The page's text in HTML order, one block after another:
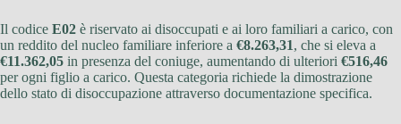
Il codice E02 è riservato ai disoccupati e ai loro familiari a carico, con
un reddito del nucleo familiare inferiore a €8.263,31, che si eleva a
€11.362,05 in presenza del coniuge, aumentando di ulteriori €516,46
per ogni figlio a carico. Questa categoria richiede la dimostrazione
dello stato di disoccupazione attraverso documentazione specifica.